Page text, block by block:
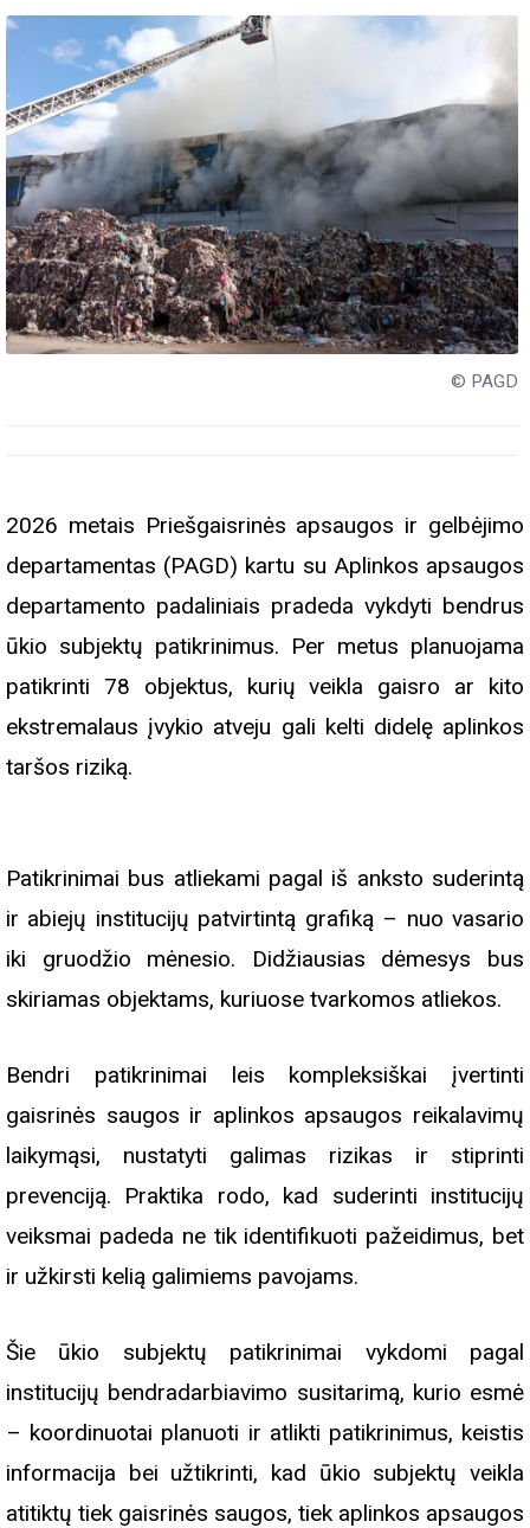
© PAGD
2026 metais Priešgaisrinės apsaugos ir gelbėjimo
departamentas (PAGD) kartu su Aplinkos apsaugos
departamento padaliniais pradeda vykdyti bendrus
ūkio subjektų patikrinimus. Per metus planuojama
patikrinti 78 objektus, kurių veikla gaisro ar kito
ekstremalaus įvykio atveju gali kelti didelę aplinkos
taršos riziką.
Patikrinimai bus atliekami pagal iš anksto suderintą
ir abiejų institucijų patvirtintą grafiką – nuo vasario
iki gruodžio mėnesio. Didžiausias dėmesys bus
skiriamas objektams, kuriuose tvarkomos atliekos.
Bendri patikrinimai leis kompleksiškai įvertinti
gaisrinės saugos ir aplinkos apsaugos reikalavimų
laikymąsi, nustatyti galimas rizikas ir stiprinti
prevenciją. Praktika rodo, kad suderinti institucijų
veiksmai padeda ne tik identifikuoti pažeidimus, bet
ir užkirsti kelią galimiems pavojams.
Šie ūkio subjektų patikrinimai vykdomi pagal
institucijų bendradarbiavimo susitarimą, kurio esmė
– koordinuotai planuoti ir atlikti patikrinimus, keistis
informacija bei užtikrinti, kad ūkio subjektų veikla
atitiktų tiek gaisrinės saugos, tiek aplinkos apsaugos